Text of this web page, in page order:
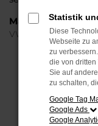
Marken
VW
Hier sind ein
Statistik
Diese
Webseite zu
zu
die von
Sie auf
zu schalten,
Google Tag
Google Ads
Google